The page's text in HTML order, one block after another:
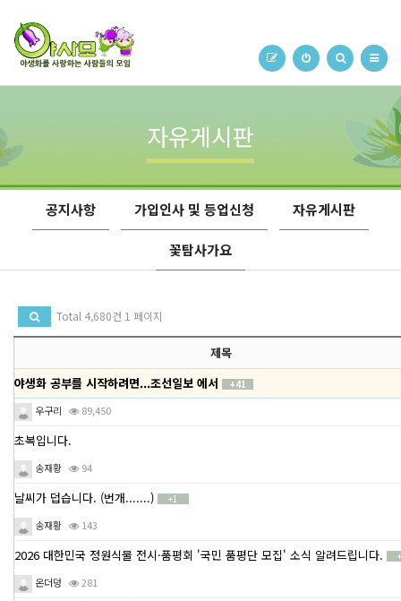
자유게시판
공지사항 가입인사 및 등업신청 자유게시판
꽃탐사가요
Total 4,680건 1 페이지
제목
야생화 공부를 시작하려면...조선일보 에서
+41
우구리 89,450
초복입니다.
송재황 94
날씨가 덥습니다. (번개.......) +1
송재황 143
2026 대한민국 정원식물 전시·품평회 '국민 품평단 모집' 소식 알려드립니다.
온더덩 281